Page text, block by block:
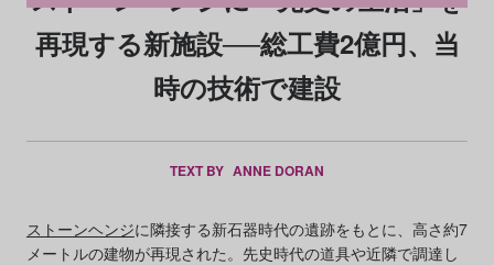
再現する新施設──総工費2億円、当
時の技術で建設
TEXT BY ANNE DORAN
ストーンヘンジに隣接する新石器時代の遺跡をもとに、高さ約7
メートルの建物が再現された。先史時代の道具や近隣で調達し